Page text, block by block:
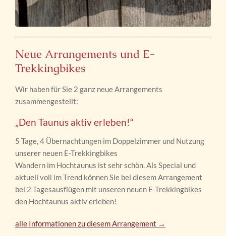
Neue Arrangements und E-
Trekkingbikes
Wir haben für Sie 2 ganz neue Arrangements
zusammengestellt:
„Den Taunus aktiv erleben!“
5 Tage, 4 Übernachtungen im Doppelzimmer und Nutzung
unserer neuen E-Trekkingbikes
Wandern im Hochtaunus ist sehr schön. Als Special und
aktuell voll im Trend können Sie bei diesem Arrangement
bei 2 Tagesausflügen mit unseren neuen E-Trekkingbikes
den Hochtaunus aktiv erleben!
alle Informationen zu diesem Arrangement →